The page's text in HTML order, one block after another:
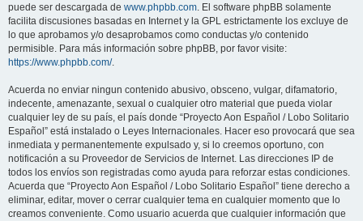
puede ser descargada de www.phpbb.com. El software phpBB solamente
facilita discusiones basadas en Internet y la GPL estrictamente los excluye de
lo que aprobamos y/o desaprobamos como conductas y/o contenido
permisible. Para más información sobre phpBB, por favor visite:
https://www.phpbb.com/.
Acuerda no enviar ningun contenido abusivo, obsceno, vulgar, difamatorio,
indecente, amenazante, sexual o cualquier otro material que pueda violar
cualquier ley de su país, el país donde “Proyecto Aon Español / Lobo Solitario
Español” está instalado o Leyes Internacionales. Hacer eso provocará que sea
inmediata y permanentemente expulsado y, si lo creemos oportuno, con
notificación a su Proveedor de Servicios de Internet. Las direcciones IP de
todos los envíos son registradas como ayuda para reforzar estas condiciones.
Acuerda que “Proyecto Aon Español / Lobo Solitario Español” tiene derecho a
eliminar, editar, mover o cerrar cualquier tema en cualquier momento que lo
creamos conveniente. Como usuario acuerda que cualquier información que